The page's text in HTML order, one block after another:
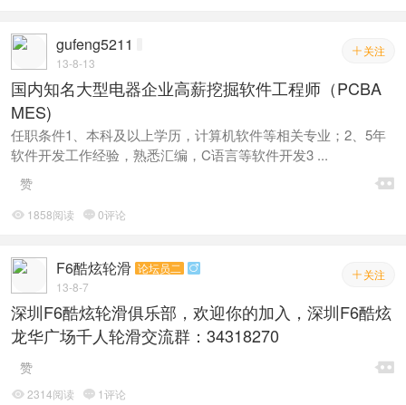
 关注
gufeng5211
13-8-13
国内知名大型电器企业高薪挖掘软件工程师（PCBA
MES)
任职条件1、本科及以上学历，计算机软件等相关专业；2、5年
软件开发工作经验，熟悉汇编，C语言等软件开发3 ...

赞
 1858阅读 0评论
 关注
F6酷炫轮滑 论坛员二 
13-8-7
深圳F6酷炫轮滑俱乐部，欢迎你的加入，深圳F6酷炫
龙华广场千人轮滑交流群：34318270

赞
 2314阅读  1评论